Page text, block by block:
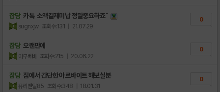
잡담 카톡 소액결제미납 정말중요하죠ˇ
sugnxjw 조회수:131 | 21.07.29
0
잡담 오랜만에
아부베바 조회수:215 | 20.06.22
0
잡담 집에서 간단한 아르바이트 해보실분
유리멘탈85 조회수:348 | 18.01.31
0